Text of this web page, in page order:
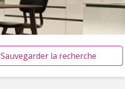
Sauvegarder la recherche